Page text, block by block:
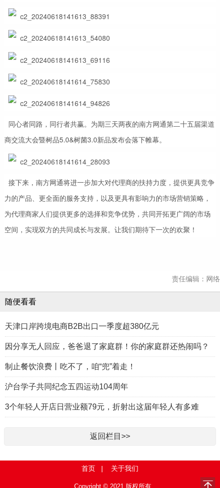
同心者同路，同行者共赢。为期三天两夜的南方网通第二十五届渠道
商交流大会暨树品5.0&树菌3.0新品发布会落下帷幕。
接下来，南方网通将进一步加大对代理商的扶持力度，提供更具竞争
力的产品、更全面的服务支持，以及更具有影响力的市场营销策略，
为代理商家人们提供更多的选择和竞争优势，共同开拓更广阔的市场
空间，实现双方的共同成长与发展。让我们期待下一次的欢聚！
责任编辑：网络
随便看看
天津口岸跨境电商B2B出口一季度超380亿元
因分享无人回应，爸爸退了家庭群！你的家庭群还热闹吗？
制止餐饮浪费丨吃不了，咱“兜”着走！
沪台学子共同纪念五四运动104周年
3个年轻人开店日营业额79元，折射出这届年轻人有多难
返回栏目>>
首页 | 关于我们
Copyright © 2021 版权所有